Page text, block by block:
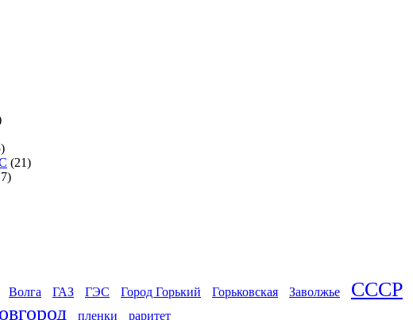
(21)
Волга ГАЗ ГЭС Город Горький Горьковская Заволжье СССР
пленки раритет